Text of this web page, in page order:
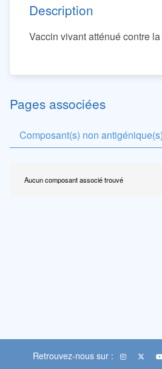
Description
Vaccin vivant atténué contre
Pages associées
Composant(s) non antigénique(s)
Aucun composant associé trouvé
Retrouvez-nous sur :